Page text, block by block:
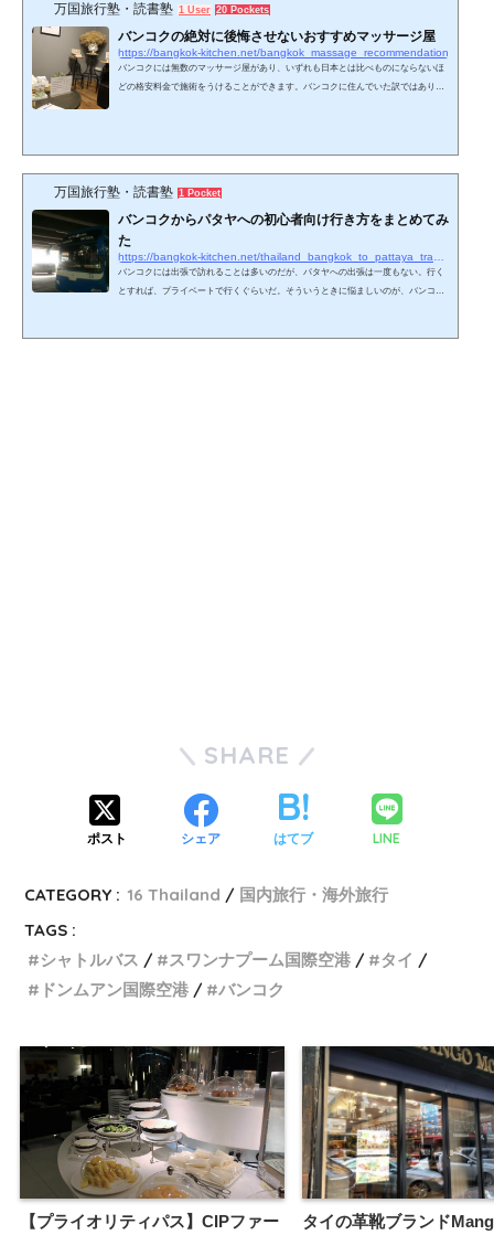
万国旅行塾・読書塾 1 User 20 Pockets
バンコクの絶対に後悔させないおすすめマッサージ屋
https://bangkok-kitchen.net/bangkok_massage_recommendation
バンコクには無数のマッサージ屋があり、いずれも日本とは比べものにならないほ
どの格安料金で施術をうけることができます。バンコクに住んでいた訳ではありま
万国旅行塾・読書塾 1 Pocket
バンコクからパタヤへの初心者向け行き方をまとめてみ
た
バンコクには出張で訪れることは多いのだが、パタヤへの出張は一度もない。行く
とすれば、プライベートで行くぐらいだ。そういうときに悩ましいのが、バンコク
SHARE
ポスト シェア はてブ LINE
CATEGORY : 16 Thailand
国内旅行・海外旅行
TAGS :
シャトルバス
スワンナプーム国際空港
タイ
ドンムアン国際空港
バンコク
【プライオリティパス】CIPファー
タイの革靴ブランド